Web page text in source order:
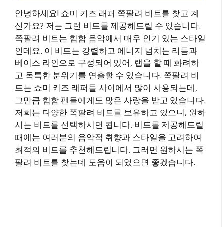
안녕하세요! 쇼미 키즈 래퍼 쪽팔려 비트를 찾고 계
신가요? 저는 그런 비트를 제공해드릴 수 있습니다.
쪽팔려 비트는 힙합 음악에서 매우 인기 있는 스타일
인데요. 이 비트는 강렬하고 에너지 넘치는 리듬과
베이스 라인으로 구성되어 있어, 랩을 할 때 화려하
고 독특한 분위기를 연출할 수 있습니다. 쪽팔려 비
트는 쇼미 키즈 래퍼들 사이에서 많이 사용되는데,
그만큼 힙합 팬들에게도 많은 사랑을 받고 있습니다.
저희는 다양한 쪽팔려 비트를 보유하고 있으니, 원하
시는 비트를 선택하시면 됩니다. 비트를 제공해드릴
때에는 여러분의 음악적 취향과 스타일을 고려하여
최적의 비트를 추천해드립니다. 그러면 원하시는 쪽
팔려 비트를 찾는데 도움이 되었으면 좋겠습니다.